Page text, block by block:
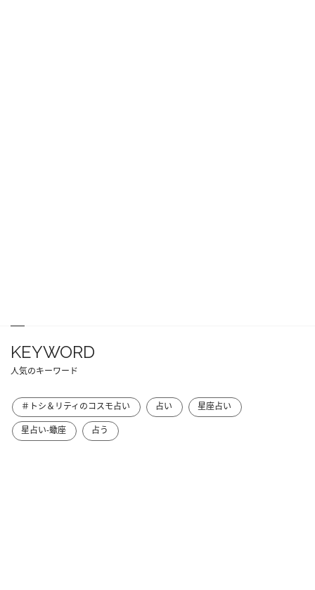
KEYWORD
人気のキーワード
＃トシ＆リティのコスモ占い 占い
星座占い
星占い-蠍座
占う